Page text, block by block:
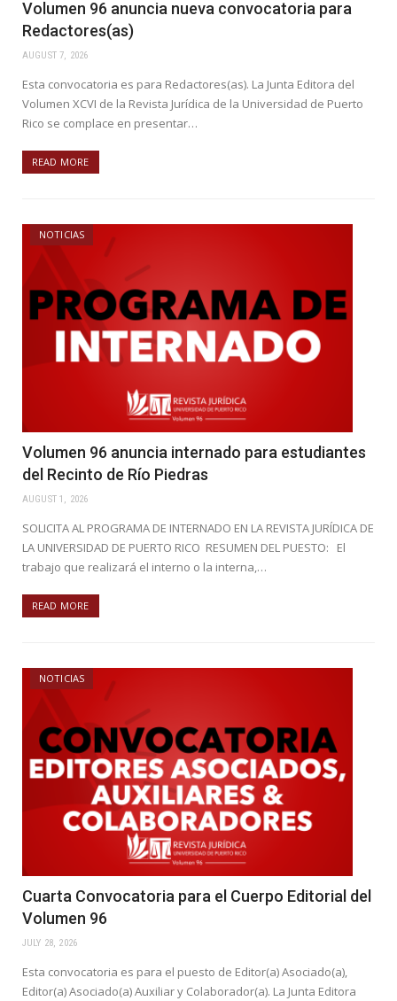
Volumen 96 anuncia nueva convocatoria para
Redactores(as)
AUGUST 7, 2026
Esta convocatoria es para Redactores(as). La Junta Editora del
Volumen XCVI de la Revista Jurídica de la Universidad de Puerto
Rico se complace en presentar…
READ MORE
NOTICIAS
Volumen 96 anuncia internado para estudiantes
del Recinto de Río Piedras
AUGUST 1, 2026
SOLICITA AL PROGRAMA DE INTERNADO EN LA REVISTA JURÍDICA DE
LA UNIVERSIDAD DE PUERTO RICO RESUMEN DEL PUESTO: El
trabajo que realizará el interno o la interna,…
READ MORE
NOTICIAS
Cuarta Convocatoria para el Cuerpo Editorial del
Volumen 96
JULY 28, 2026
Esta convocatoria es para el puesto de Editor(a) Asociado(a),
Editor(a) Asociado(a) Auxiliar y Colaborador(a). La Junta Editora